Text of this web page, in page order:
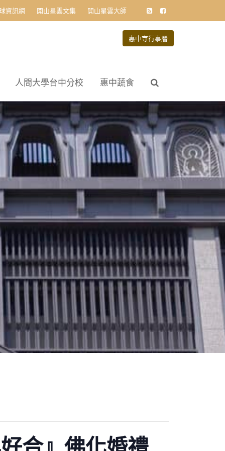
資訊網 開山星雲文集 開山星雲大師
惠中寺行事曆
人間大學台中分校 惠中蔬食